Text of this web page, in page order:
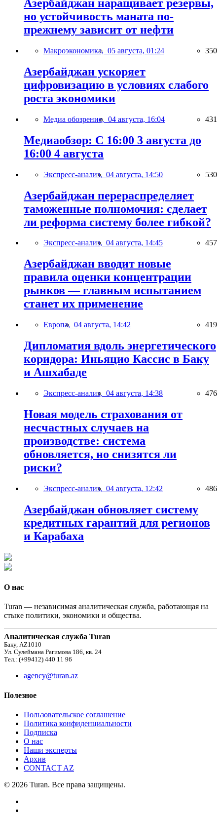
Азербайджан наращивает резервы,
но устойчивость маната по-
прежнему зависит от нефти
Макроэкономика, 05 августа, 01:24 350
Азербайджан ускоряет
цифровизацию в условиях слабого
роста экономики
Медиа обозрение, 04 августа, 16:04 431
Медиаобзор: С 16:00 3 августа до
16:00 4 августа
Экспресс-анализ, 04 августа, 14:50 530
Азербайджан перераспределяет
таможенные полномочия: сделает
ли реформа систему более гибкой?
Экспресс-анализ, 04 августа, 14:45 457
Азербайджан вводит новые
правила оценки концентрации
рынков — главным испытанием
станет их применение
Европа, 04 августа, 14:42 419
Дипломатия вдоль энергетического
коридора: Иньяцио Кассис в Баку
и Ашхабаде
Экспресс-анализ, 04 августа, 14:38 476
Новая модель страхования от
несчастных случаев на
производстве: система
обновляется, но снизятся ли
риски?
Экспресс-анализ, 04 августа, 12:42 486
Азербайджан обновляет систему
кредитных гарантий для регионов
и Карабаха
О нас
Turan — независимая аналитическая служба, работающая на
стыке политики, экономики и общества.
Аналитическая служба Turan
Баку, AZ1010
Ул. Сулеймана Рагимова 186, кв. 24
Тел.: (+99412) 440 11 96
agency@turan.az
Полезное
Пользовательское соглашение
Политика конфиденциальности
Подписка
О нас
Наши эксперты
Архив
CONTACT AZ
© 2026 Turan. Все права защищены.